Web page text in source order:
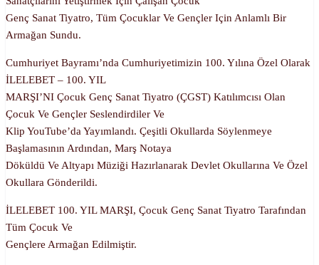
Genç Sanat Tiyatro, Tüm Çocuklar Ve Gençler Için Anlamlı Bir
Armağan Sundu.
Cumhuriyet Bayramı’nda Cumhuriyetimizin 100. Yılına Özel Olarak
İLELEBET – 100. YIL
MARŞI’NI Çocuk Genç Sanat Tiyatro (ÇGST) Katılımcısı Olan
Çocuk Ve Gençler Seslendirdiler Ve
Klip YouTube’da Yayımlandı. Çeşitli Okullarda Söylenmeye
Başlamasının Ardından, Marş Notaya
Döküldü Ve Altyapı Müziği Hazırlanarak Devlet Okullarına Ve Özel
Okullara Gönderildi.
İLELEBET 100. YIL MARŞI, Çocuk Genç Sanat Tiyatro Tarafından
Tüm Çocuk Ve
Gençlere Armağan Edilmiştir.